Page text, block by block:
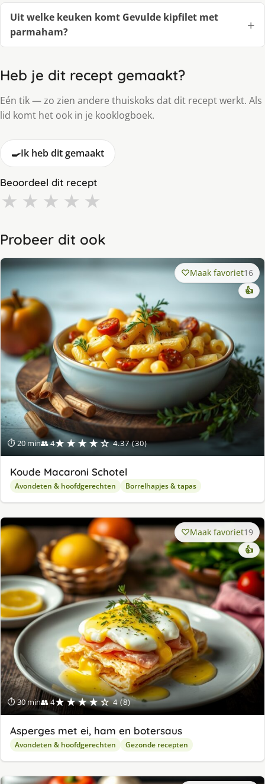
Uit welke keuken komt Gevulde kipfilet met
parmaham?
Heb je dit recept gemaakt?
Eén tik — zo zien andere thuiskoks dat dit recept werkt. Als
lid komt het ook in je kooklogboek.
🍳Ik heb dit gemaakt
Beoordeel dit recept
★ ★ ★ ★ ★
Probeer dit ook
⏱ 20 min👥 4★★★★☆ 4.37 (30)
Maak favoriet16
👍
Koude Macaroni Schotel
Avondeten & hoofdgerechten Borrelhapjes & tapas
⏱ 30 min👥 4★★★★☆ 4 (8)
Maak favoriet19
👍
Asperges met ei, ham en botersaus
Avondeten & hoofdgerechten Gezonde recepten